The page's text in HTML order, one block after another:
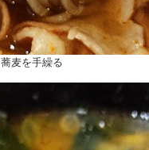
蕎麦を手繰る